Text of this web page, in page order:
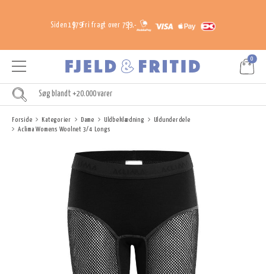
Siden 1979Fri fragt over 799,-
0
Forside Kategorier Dame Uldbeklædning
Uldunderdele
Aclima Womens Woolnet 3/4 Longs